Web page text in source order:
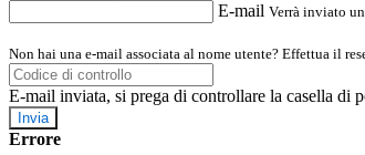
E-mail Verrà inviato
Non hai una e-mail associata al nome utente? Effettua il
E-mail inviata, si prega di controllare la casella di
Errore